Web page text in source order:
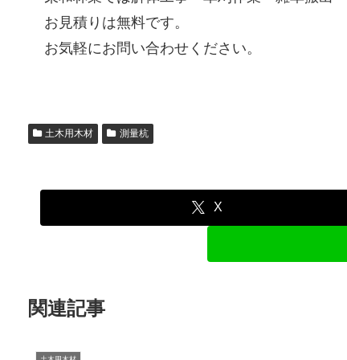
お見積りは無料です。
お気軽にお問い合わせください。
土木用木材 測量杭
X
関連記事